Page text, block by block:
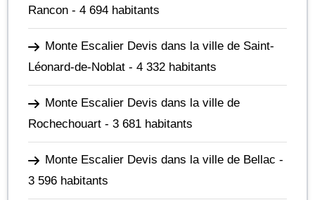
Rancon - 4 694 habitants
Monte Escalier Devis dans la ville de Saint-
Léonard-de-Noblat - 4 332 habitants
Monte Escalier Devis dans la ville de
Rochechouart - 3 681 habitants
Monte Escalier Devis dans la ville de Bellac -
3 596 habitants